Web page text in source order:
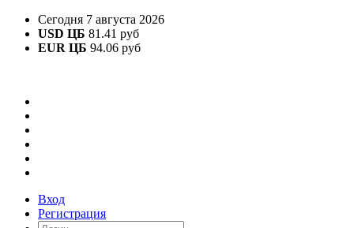
Сегодня 7 августа 2026
USD ЦБ 81.41 руб
EUR ЦБ 94.06 руб
Вход
Регистрация